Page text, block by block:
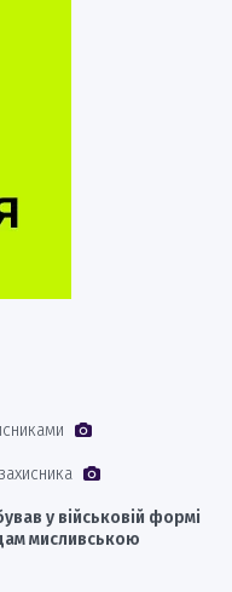
у військовій формі
мисливською